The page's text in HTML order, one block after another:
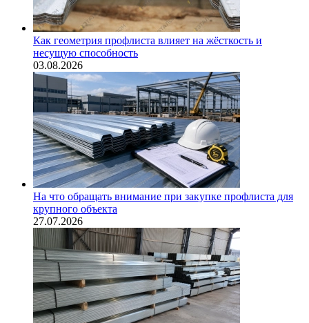
Как геометрия профлиста влияет на жёсткость и
несущую способность
03.08.2026
На что обращать внимание при закупке профлиста для
крупного объекта
27.07.2026